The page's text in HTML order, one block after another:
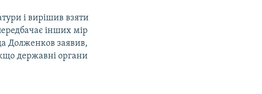
і вирішив взяти
інших мір
Долженков заявив,
державні органи